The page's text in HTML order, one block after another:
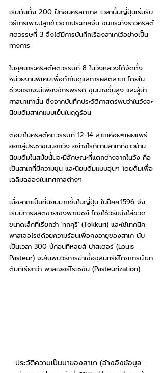
เริ่มต้นตั้ง 200 ปีก่อนคริสตกาล เวลานั้นญี่ปุ่นเริ่มรับ
วิธีการเพาะปลูกข้าวจากประเทศจีน จนกระทั่งราวคริสต์
ศตวรรษที่ 3 จึงได้มีการบันทึกเรื่องสาเกไว้อย่างเป็น
ทางการ
ในยุคนาระคริสต์ศตวรรษที่ 8 ในวังหลวงได้จัดตั้ง
หน่วยงานพิเศษเพื่อกำกับดูแลการผลิตสาเก โดยใน
ช่วงแรกจะมีเพียงจักรพรรดิ ขุนนางชั้นสูง และผู้นำ
ศาสนาเท่านั้น ซึ่งจากบันทึกประวัติศาสตร์พบว่าในวังจะ
นิยมดื่มสาเกแบบเย็นในฤดูร้อน
ต่อมาในคริสต์ศตวรรษที่ 12-14 สาเกค่อยๆเผยแพร่
ออกสู่ประชาชนนอกวัง อย่างไรก็ตามสาเกที่ชาวบ้าน
นิยมดื่มในสมัยนั้นจะมีลักษณะที่แตกต่างจากในวัง คือ
เป็นสาเกที่มีความขุ่น และนิยมดื่มแบบอุ่นๆ โดยดื่มเพื่อ
เฉลิมฉลองในเทศกาลต่างๆ
เมื่อสาเกเป็นที่นิยมมากขึ้นในญี่ปุ่น ในปีคศ.1596 จึง
เริ่มมีการผลิตขายเชิงพาณิชย์ โดยใช้วิธีแบ่งใส่ขวด
ขนาดเล็กที่เรียกว่า 'ทกคุริ' (Tokkuri) และใช้เทคนิค
พาสเจอไรซ์ด้วยความร้อนเพื่อคงอายุของสาเก นับ
เป็นเวลา 300 ปีก่อนที่หลุยส์ ปาสเตอร์ (Louis
Pasteur) จะค้นพบวิธีการฆ่าเชื้อจุลินทรีย์โดยการนำมา
ต้มที่เรียกว่า พาลเจอร์ไรเซชัน (Pasteurization)
ประวัติความเป็นมาของสาเก (อ้างอิงข้อมูล :